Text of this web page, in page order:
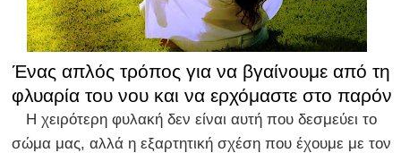
Ένας απλός τρόπος για να βγαίνουμε από τη
φλυαρία του νου και να ερχόμαστε στο παρόν
Η χειρότερη φυλακή δεν είναι αυτή που δεσμεύει το
σώμα μας, αλλά η εξαρτητική σχέση που έχουμε με τον